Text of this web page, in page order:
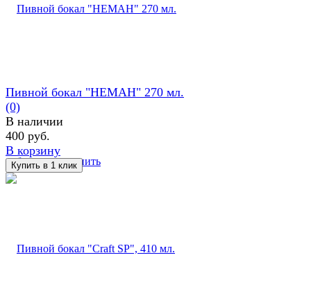
избранное сравнить
Пивной бокал "НЕМАН" 270 мл.
(0)
В наличии
400 руб.
В корзину